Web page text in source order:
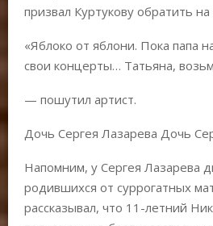
призвал Куртукову обратить
«Яблоко от яблони. Пока папа
свои концерты… Татьяна,
— пошутил артист.
Дочь Сергея Лазарева Дочь
Напомним, у Сергея Лазарева
родившихся от суррогатных
рассказывал, что 11-летний